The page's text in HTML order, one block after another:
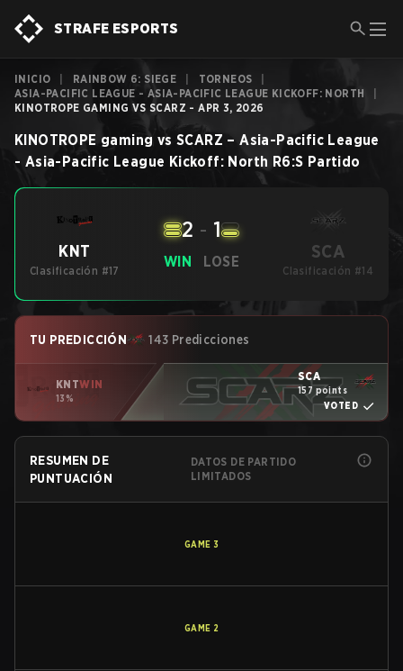
STRAFE ESPORTS
INICIO RAINBOW 6: SIEGE TORNEOS
ASIA-PACIFIC LEAGUE - ASIA-PACIFIC LEAGUE KICKOFF: NORTH
KINOTROPE GAMING VS SCARZ - APR 3, 2026
KINOTROPE gaming vs SCARZ –Asia-Pacific League
- Asia-Pacific League Kickoff: North R6:S Partido
KNT
Clasificación #17
WIN
2 - 1
LOSE SCA
Clasificación #14
TU PREDICCIÓN 143 Predicciones
KNTWIN
13%
SCA
157 points
VOTED
RESUMEN DE
PUNTUACIÓN
DATOS DE PARTIDO
LIMITADOS
GAME 3
GAME 2